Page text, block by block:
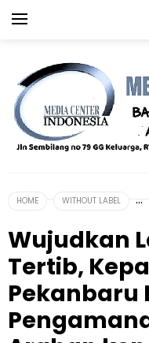
HOME WITHOUT LABEL
Wujudkan
Tertib,
Pekanbaru